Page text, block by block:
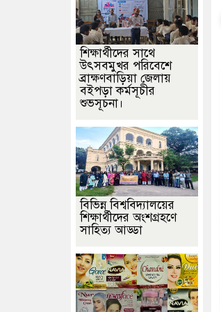
শিক্ষার্থীদের সাথে
উৎসবমুখর পরিবেশে
ব্রাক্ষণবাড়িয়া জেলায়
বইপড়া কর্মসূচীর
শুভসূচনা।
বিভিন্ন বিশ্ববিদ্যালয়ের
শিক্ষার্থীদের অংশগ্রহণে
সাহিত্য আড্ডা